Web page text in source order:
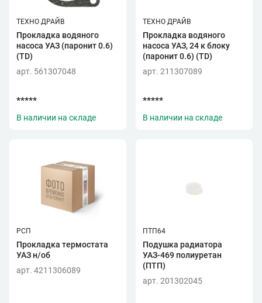
ТЕХНО ДРАЙВ
Прокладка водяного
насоса УАЗ (паронит 0.6)
(TD)
арт. 561307048
*****
В наличии на складе
ТЕХНО ДРАЙВ
Прокладка водяного
насоса УАЗ, 24 к блоку
(паронит 0.6) (TD)
арт. 211307089
*****
В наличии на складе
РСП
Прокладка термостата
УАЗ н/об
арт. 4211306089
ПТП64
Подушка радиатора
УАЗ-469 полиуретан
(ПТП)
арт. 201302045